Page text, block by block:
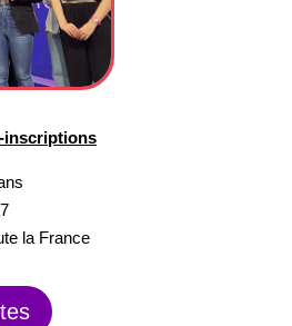
inscriptions
la France